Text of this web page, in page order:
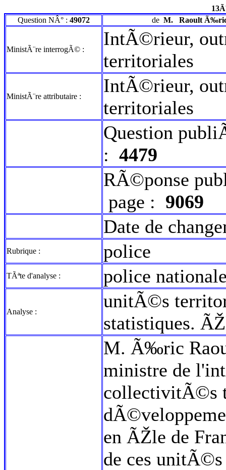
Question NÂ° : 49072 de M. Raoult
MinistÃ¨re interrogÃ© :
IntÃ©rieur,
territoriales
MinistÃ¨re attributaire :
IntÃ©rieur,
territoriales
Question
: 4479
RÃ©ponse
page : 9069
Date de
Rubrique : police
TÃªte d'analyse : police
Analyse :
unitÃ©s
statistiques.
M. Ã‰ric
ministre de
collectivitÃ©s
en ÃŽle de
de ces